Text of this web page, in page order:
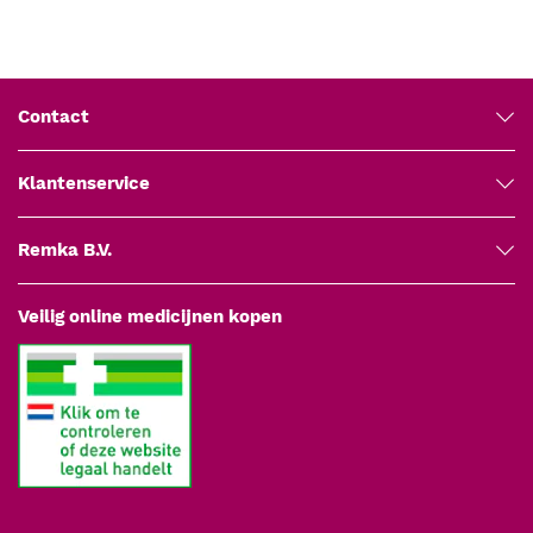
Contact
Klantenservice
Remka B.V.
Veilig online medicijnen kopen